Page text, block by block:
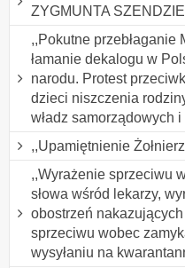
ZYGMUNTA
,,Pokutne przebłaganie
łamanie dekalogu w
narodu. Protest
dzieci niszczenia
władz samorządowych i
,,Upamiętnienie
,,Wyrażenie sprzeciwu
słowa wśród lekarzy,
obostrzeń
sprzeciwu wobec
wysyłaniu na